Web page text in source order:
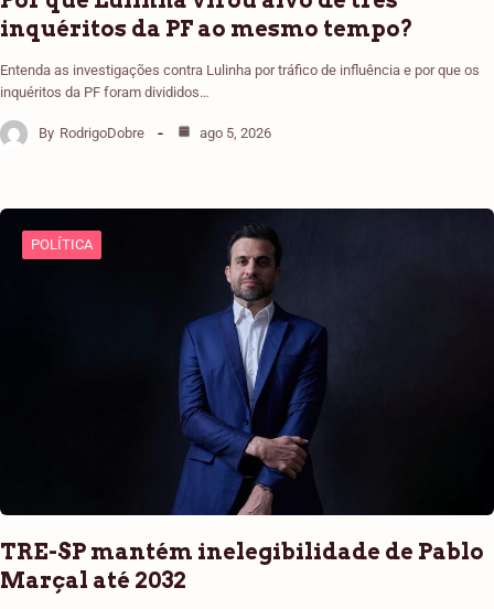
inquéritos da PF ao mesmo tempo?
Entenda as investigações contra Lulinha por tráfico de influência e por que os
inquéritos da PF foram divididos…
By RodrigoDobre ago 5, 2026
POLÍTICA
TRE-SP mantém inelegibilidade de Pablo
Marçal até 2032